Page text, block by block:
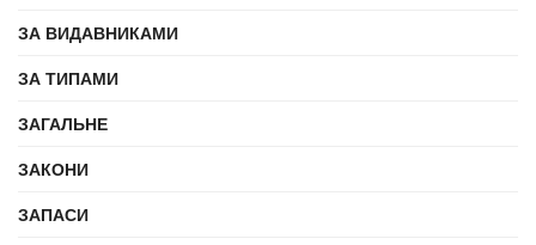
ЗА ВИДАВНИКАМИ
ЗА ТИПАМИ
ЗАГАЛЬНЕ
ЗАКОНИ
ЗАПАСИ